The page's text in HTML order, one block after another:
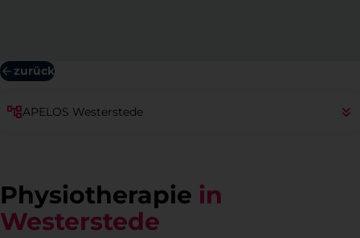
zurück
APELOS Westerstede
Physiotherapie in
Westerstede